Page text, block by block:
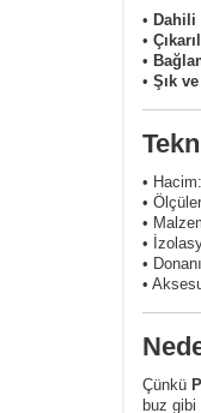
• Dahili
•
•
• Şık
•
•
•
•
•
•
Çünkü
buz gibi